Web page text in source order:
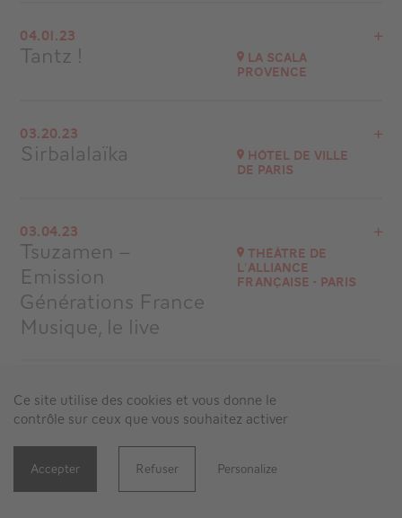
Luxembourg
04.01.23
Tantz ! La Scala
Provence
La Scala Provence
at 20H00
03.20.23
Sirbalalaïka Hôtel de Ville
de Paris
Ligue contre le cancer - Comité de Paris
at20H00
Go to site
03.04.23
Tsuzamen –
Emission
Générations France
Musique, le live
Théâtre de
l'Alliance
Française - Paris
Théâtre de l'Alliance Française - Paris
at16H00
Go to site
02.14.23
Sirbalalaïka Festival les
Arts
Ce site utilise des cookies et vous donne le
contrôle sur ceux que vous souhaitez activer
Accepter Refuser Personalize